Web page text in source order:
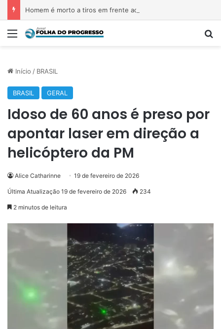
Menu
Início / BRASIL
BRASIL GERAL
Idoso de 60 anos é preso por
apontar laser em direção a
helicóptero da PM
Alice Catharinne 19 de fevereiro de 2026
Última Atualização 19 de fevereiro de 2026 234
2 minutos de leitura